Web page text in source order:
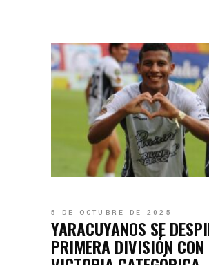
5 DE OCTUBRE DE 2025
YARACUYANOS SE
PRIMERA DIVISIÓN